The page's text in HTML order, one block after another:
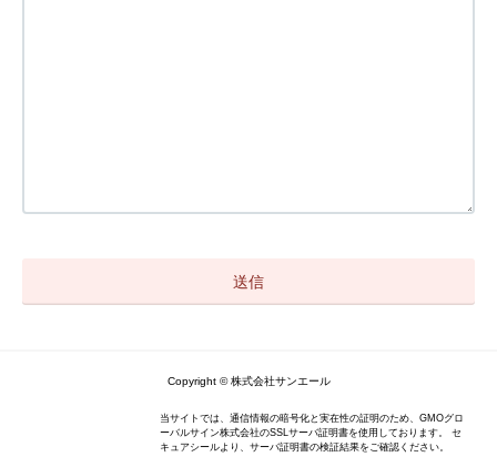
Copyright © 株式会社サンエール
当サイトでは、通信情報の暗号化と実在性の証明のため、GMOグロ
ーバルサイン株式会社のSSLサーバ証明書を使用しております。 セ
キュアシールより、サーバ証明書の検証結果をご確認ください。